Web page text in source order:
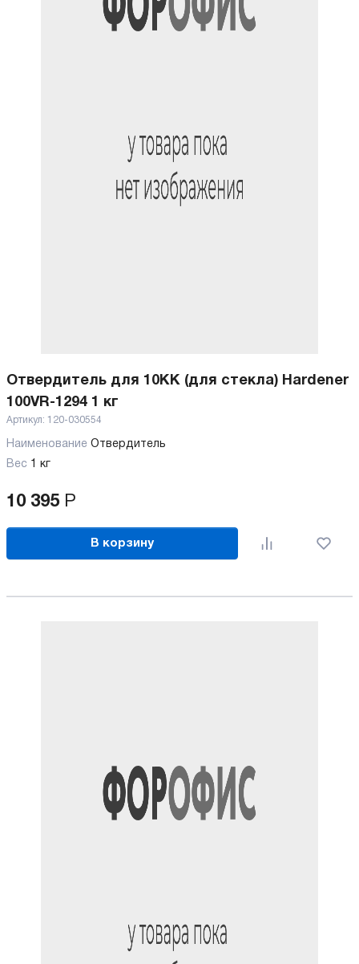
Отвердитель для 10KK (для стекла) Hardener
100VR-1294 1 кг
Артикул: 120-030554
Наименование Отвердитель
Вес 1 кг
10 395 Р
В корзину